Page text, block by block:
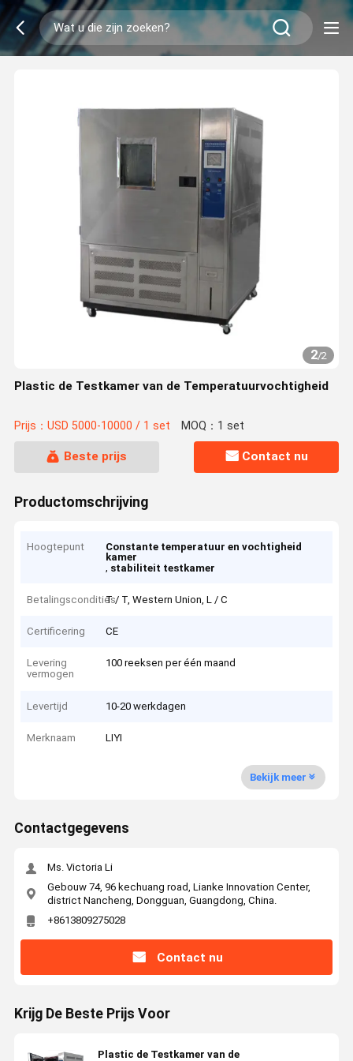
2/2
Plastic de Testkamer van de Temperatuurvochtigheid
Prijs：USD 5000-10000 / 1 set MOQ：1 set
Beste prijs Contact nu
Productomschrijving
Hoogtepunt
Constante temperatuur en vochtigheid
kamer
, stabiliteit testkamer
BetalingsconditiesT / T, Western Union, L / C
Certificering CE
Levering
vermogen
100 reeksen per één maand
Levertijd 10-20 werkdagen
Merknaam LIYI
Bekijk meer
Contactgegevens
Ms. Victoria Li
Gebouw 74, 96 kechuang road, Lianke Innovation Center,
district Nancheng, Dongguan, Guangdong, China.
+8613809275028
Contact nu
Krijg De Beste Prijs Voor
Plastic de Testkamer van de